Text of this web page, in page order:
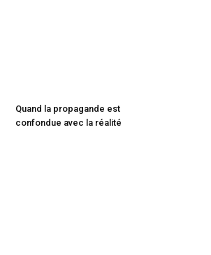
Quand la propagande est
confondue avec la réalité